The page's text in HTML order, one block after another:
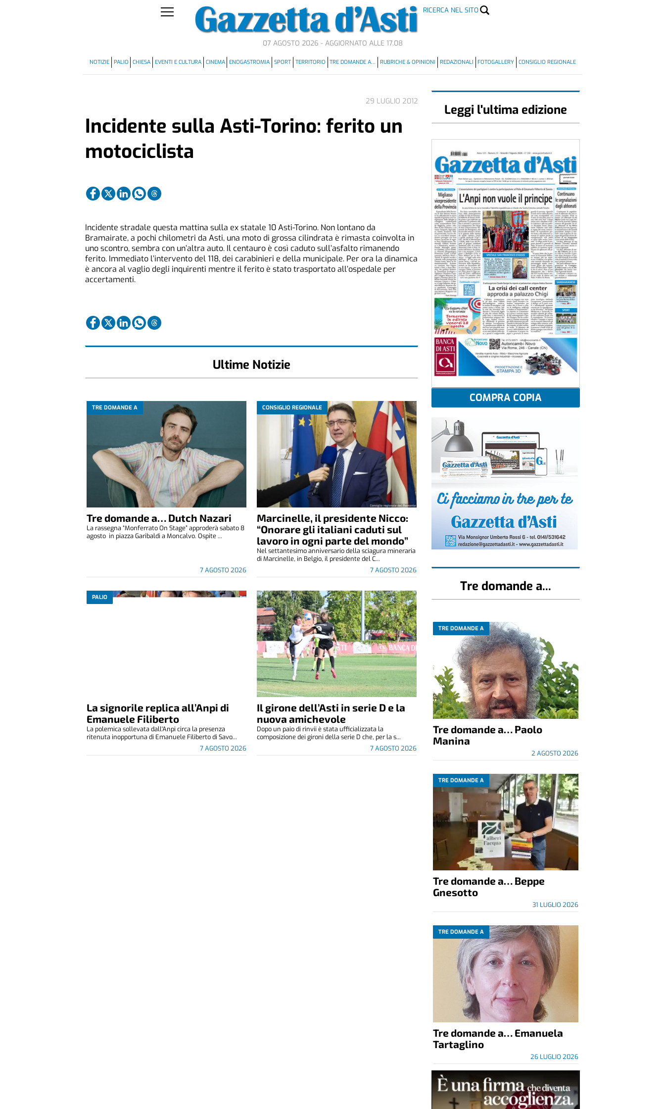
RICERCA NEL SITO
07 AGOSTO 2026 - AGGIORNATO ALLE 17.08
NOTIZIE PALIO CHIESA EVENTI E CULTURA CINEMA ENOGASTROMIA SPORT TERRITORIO TRE DOMANDE A… RUBRICHE & OPINIONI REDAZIONALI FOTOGALLERY CONSIGLIO REGIONALE
29 LUGLIO 2012
Incidente sulla Asti-Torino: ferito un
motociclista
Incidente stradale questa mattina sulla ex statale 10 Asti-Torino. Non lontano da
Bramairate, a pochi chilometri da Asti, una moto di grossa cilindrata è rimasta coinvolta in
uno scontro, sembra con un’altra auto. Il centauro è così caduto sull’asfalto rimanendo
ferito. Immediato l’intervento del 118, dei carabinieri e della municipale. Per ora la dinamica
è ancora al vaglio degli inquirenti mentre il ferito è stato trasportato all’ospedale per
accertamenti.
Ultime Notizie
TRE DOMANDE A
Tre domande a… Dutch Nazari
7 AGOSTO 2026
La rassegna “Monferrato On Stage” approderà sabato 8
agosto in piazza Garibaldi a Moncalvo. Ospite ...
CONSIGLIO REGIONALE
Marcinelle, il presidente Nicco:
“Onorare gli italiani caduti sul
lavoro in ogni parte del mondo”
7 AGOSTO 2026
Nel settantesimo anniversario della sciagura mineraria
di Marcinelle, in Belgio, il presidente del C...
PALIO
La signorile replica all’Anpi di
Emanuele Filiberto
7 AGOSTO 2026
La polemica sollevata dall'Anpi circa la presenza
ritenuta inopportuna di Emanuele Filiberto di Savo...
Il girone dell’Asti in serie D e la
nuova amichevole
7 AGOSTO 2026
Dopo un paio di rinvii è stata ufficializzata la
composizione dei gironi della serie D che, per la s...
Leggi l'ultima edizione
COMPRA COPIA
Tre domande a...
TRE DOMANDE A
Tre domande a… Paolo
Manina
2 AGOSTO 2026
TRE DOMANDE A
Tre domande a… Beppe
Gnesotto
31 LUGLIO 2026
TRE DOMANDE A
Tre domande a… Emanuela
Tartaglino
26 LUGLIO 2026